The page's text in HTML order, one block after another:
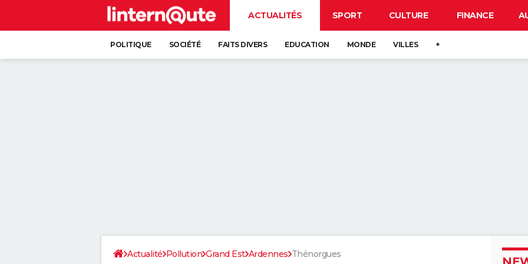
ACTUALITÉS SPORT CULTURE FINANCE
POLITIQUE SOCIÉTÉ FAITS DIVERS EDUCATION MONDE VILLES +
Actualité Pollution Grand Est Ardennes Thénorgues